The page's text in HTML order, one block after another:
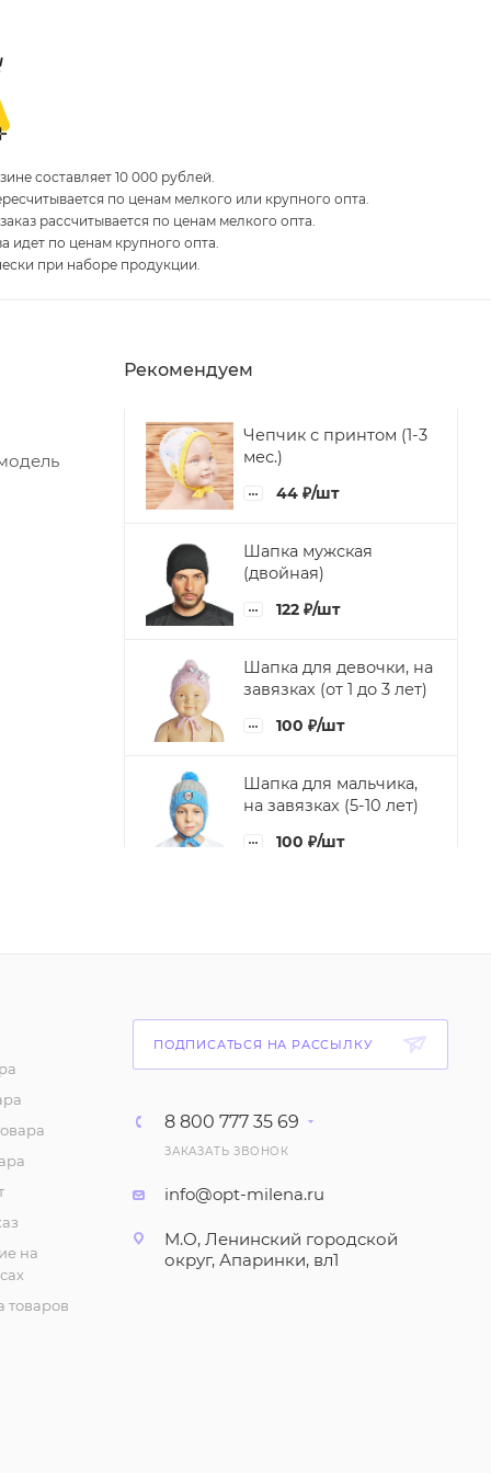
составляет 10 000 рублей.
по ценам мелкого или крупного опта.
рассчитывается по ценам мелкого опта.
идет по ценам крупного опта.
при наборе продукции.
Рекомендуем
Чепчик с принтом (1-3
мес.)
44 ₽/шт
Шапка мужская
(двойная)
122 ₽/шт
Шапка для девочки, на
завязках (от 1 до 3 лет)
100 ₽/шт
Шапка для мальчика,
на завязках (5-10 лет)
100 ₽/шт
на
товаров
ПОДПИСАТЬСЯ НА РАССЫЛКУ
8 800 777 35 69
ЗАКАЗАТЬ ЗВОНОК
info@opt-milena.ru
М.О, Ленинский городской
округ, Апаринки, вл1